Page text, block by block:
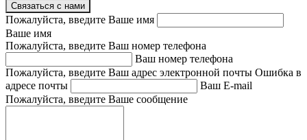
Связаться с нами
Пожалуйста, введите Ваше имя
Ваше имя
Пожалуйста, введите Ваш номер телефона
Ваш номер телефона
Пожалуйста, введите Ваш адрес электронной почты Ошибка в
адресе почты
Ваш E-mail
Пожалуйста, введите Ваше сообщение